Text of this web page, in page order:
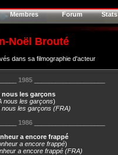
Membres Forum Stats
Noël Brouté
dans sa filmographie d'acteur
1985____________________
nous les garçons
nous les garçons)
nous les garçons (FRA)
1986____________________
a encore frappé
a encore frappé)
a encore frappé (FRA)